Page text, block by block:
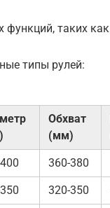
таких
типы рулей:
Обхват
(мм)
360-380
320-350